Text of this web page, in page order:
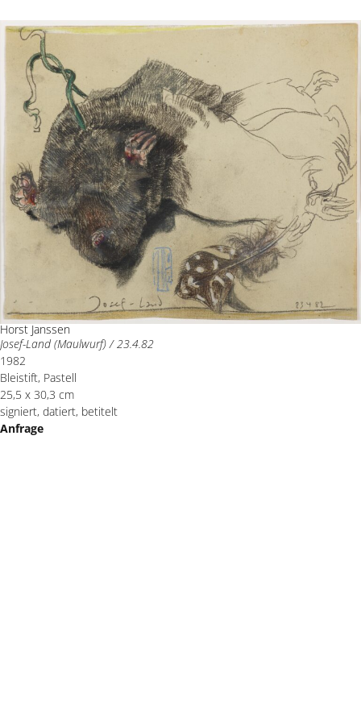
Horst Janssen
Josef-Land (Maulwurf) / 23.4.82
1982
Bleistift, Pastell
25,5 x 30,3 cm
signiert, datiert, betitelt
Anfrage